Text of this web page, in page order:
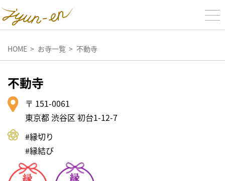
HOME お寺一覧 不動寺
不動寺
〒 151-0061
東京都 渋谷区 初台1-12-7
#縁切り
#縁結び